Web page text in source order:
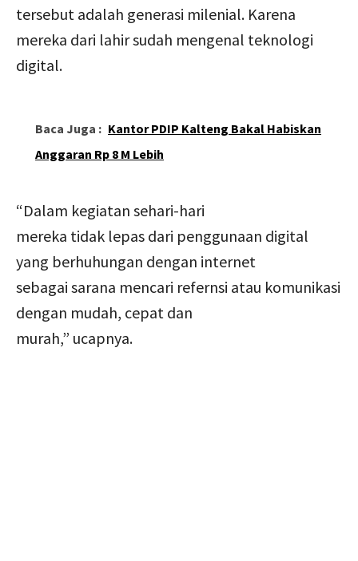
tersebut adalah generasi milenial. Karena
mereka dari lahir sudah mengenal teknologi
digital.
Baca Juga : Kantor PDIP Kalteng Bakal Habiskan
Anggaran Rp 8 M Lebih
“Dalam kegiatan sehari-hari
mereka tidak lepas dari penggunaan digital
yang berhuhungan dengan internet
sebagai sarana mencari refernsi atau komunikasi
dengan mudah, cepat dan
murah,” ucapnya.